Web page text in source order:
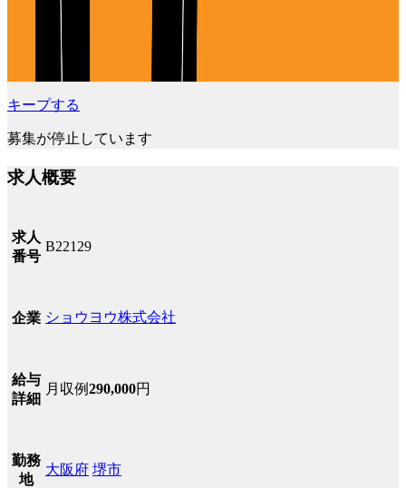
キープする
募集が停止しています
求人概要
求人
番号
B22129
企業 ショウヨウ株式会社
給与
詳細
月収例290,000円
勤務
地
大阪府 堺市